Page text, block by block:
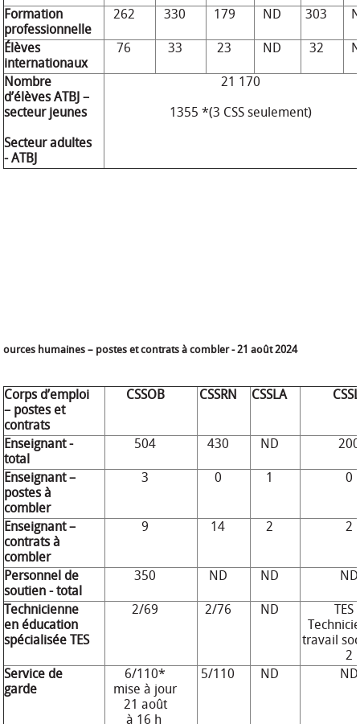
Formation
professionnelle
262 330 179 ND 303
Élèves
internationaux
76 33 23 ND 32
Nombre
d’élèves ATBJ –
secteur jeunes
Secteur adultes
- ATBJ
21 170
1355 *(3 CSS seulement)
humaines – postes et contrats à combler - 21 août 2024
Corps d’emploi
– postes et
contrats
CSSOB CSSRN CSSLA
Enseignant -
total
504 430 ND 200
Enseignant –
postes à
combler
3 0 1 0
Enseignant –
contrats à
combler
9 14 2 2
Personnel de
soutien - total
350 ND ND ND
Technicienne
en éducation
spécialisée TES
2/69 2/76 ND
TES
travail
2
Service de
garde
6/110*
mise à jour
21 août
à 16 h
5/110 ND ND